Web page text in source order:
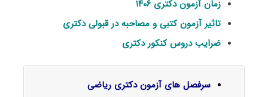
زمان آزمون دکتری ۱۴۰۶
تاثیر آزمون کتبی و مصاحبه در قبولی دکتری
ضرایب دروس کنکور دکتری
سرفصل‌ های آزمون دکتری ریاضی